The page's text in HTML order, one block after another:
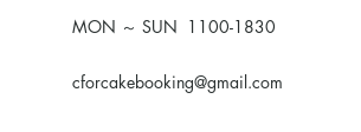
MON ～ SUN 1100-1830
cforcakebooking@gmail.com